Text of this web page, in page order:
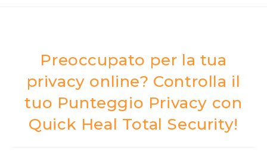
Preoccupato per la tua
privacy online? Controlla il
tuo Punteggio Privacy con
Quick Heal Total Security!